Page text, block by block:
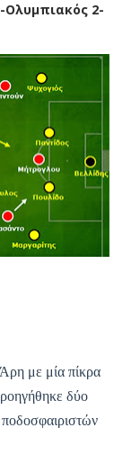
Ολυμπιακός 2-
με μία πίκρα
δύο